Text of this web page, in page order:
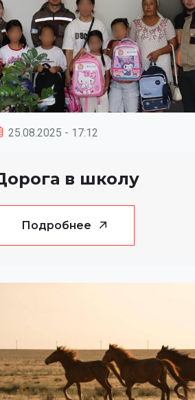
25.08.2025 - 17:12
в школу
Подробнее